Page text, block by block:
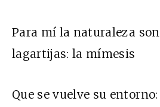
Para mí la naturaleza
lagartijas: la mímesis
Que se vuelve su